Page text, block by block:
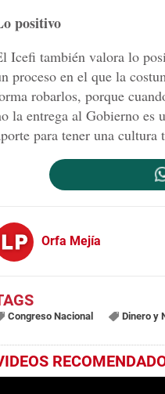
positivo
Icefi también valora lo
proceso en el que la
robarlos, porque
la entrega al Gobierno es
para tener una
Orfa Mejía
Congreso Nacional Dinero y